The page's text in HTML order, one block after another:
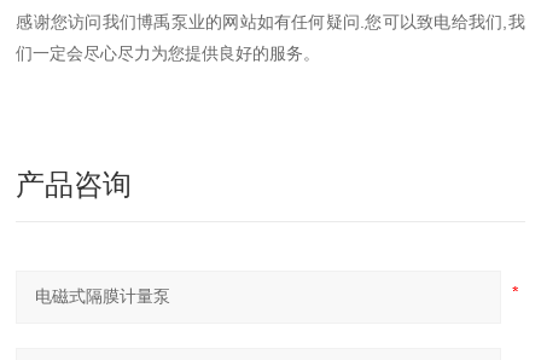
感谢您访问我们博禹泵业的网站如有任何疑问.您可以致电给我们,我
们一定会尽心尽力为您提供良好的服务。
产品咨询